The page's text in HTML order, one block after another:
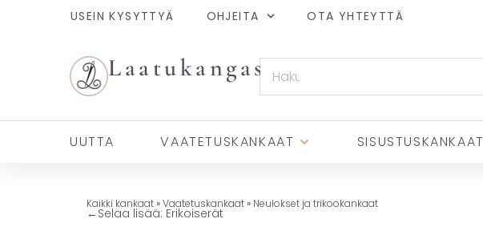
USEIN KYSYTTYÄ OHJEITA OTA YHTEYTTÄ
Laatukangas
UUTTA VAATETUSKANKAAT SISUSTUSKANKAAT
Kaikki kankaat»Vaatetuskankaat» Neulokset ja trikookankaat
←Selaa lisää: Erikoiserät